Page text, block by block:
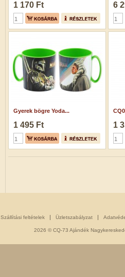
1 170 Ft 6
Gyerek bögre Yoda...
1 495 Ft 1
Szállítási feltételek Üzletszabályzat
2026 © CQ-73 Ajándék